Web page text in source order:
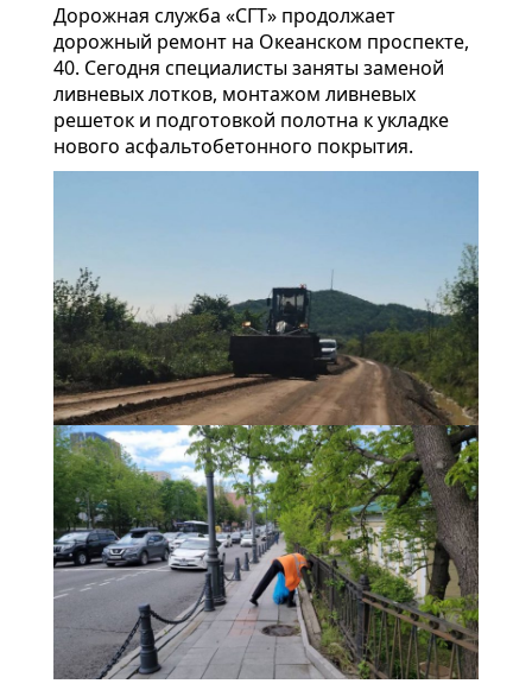
Дорожная служба «СГТ» продолжает
дорожный ремонт на Океанском проспекте,
40. Сегодня специалисты заняты заменой
ливневых лотков, монтажом ливневых
решеток и подготовкой полотна к укладке
нового асфальтобетонного покрытия.